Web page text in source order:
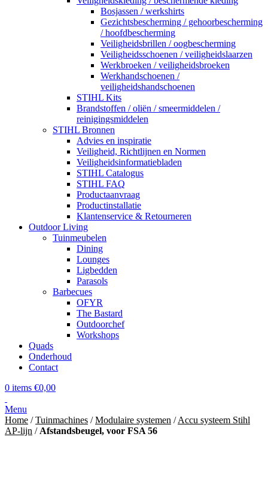
Bosjassen / werkshirts
Gezichtsbescherming / gehoorbescherming
/ hoofdbescherming
Veiligheidsbrillen / oogbescherming
Veiligheidsschoenen / veiligheidslaarzen
Werkbroeken / veiligheidsbroeken
Werkhandschoenen /
veiligheidshandschoenen
STIHL Kits
Brandstoffen / oliën / smeermiddelen /
reinigingsmiddelen
STIHL Bronnen
Advies en inspiratie
Veiligheid, Richtlijnen en Normen
Veiligheidsinformatiebladen
STIHL Catalogus
STIHL FAQ
Productaanvraag
Productinstallatie
Klantenservice & Retourneren
Outdoor Living
Tuinmeubelen
Dining
Lounges
Ligbedden
Parasols
Barbecues
OFYR
The Bastard
Outdoorchef
Workshops
Quads
Onderhoud
Contact
0 items €0,00
Menu
Home /Tuinmachines /Modulaire systemen /Accu systeem Stihl
AP-lijn / Afstandsbeugel, voor FSA 56